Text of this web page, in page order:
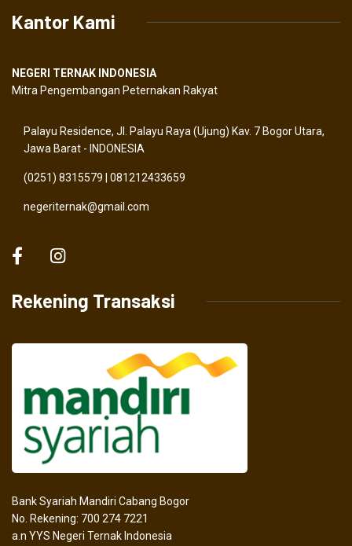
Kantor Kami
NEGERI TERNAK INDONESIA
Mitra Pengembangan Peternakan Rakyat
Palayu Residence, Jl. Palayu Raya (Ujung) Kav. 7 Bogor Utara,
Jawa Barat - INDONESIA
(0251) 8315579 | 081212433659
negeriternak@gmail.com
Rekening Transaksi
Bank Syariah Mandiri Cabang Bogor
No. Rekening: 700 274 7221
a.n YYS Negeri Ternak Indonesia